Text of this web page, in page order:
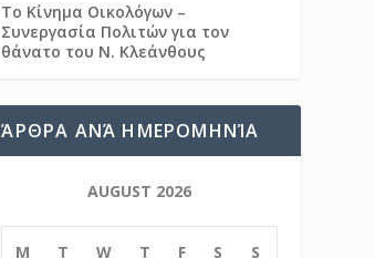
Το Κίνημα Οικολόγων –
Συνεργασία Πολιτών για τον
θάνατο του Ν. Κλεάνθους
ΆΡΘΡΑ ΑΝΆ ΗΜΕΡΟΜΗΝΊΑ
AUGUST 2026
M T W T F S S